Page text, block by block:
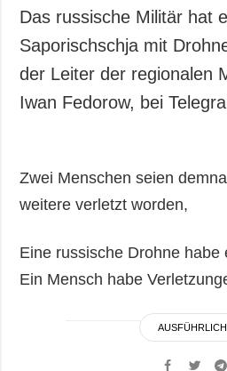
Das russische Militär hat
Saporischschja mit
der Leiter der regionalen
Iwan Fedorow, bei
Zwei Menschen seien
weitere verletzt worden,
Eine russische Drohne habe
Ein Mensch habe